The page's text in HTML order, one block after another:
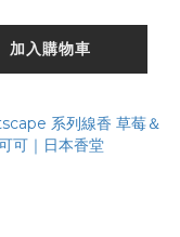
加入購物車